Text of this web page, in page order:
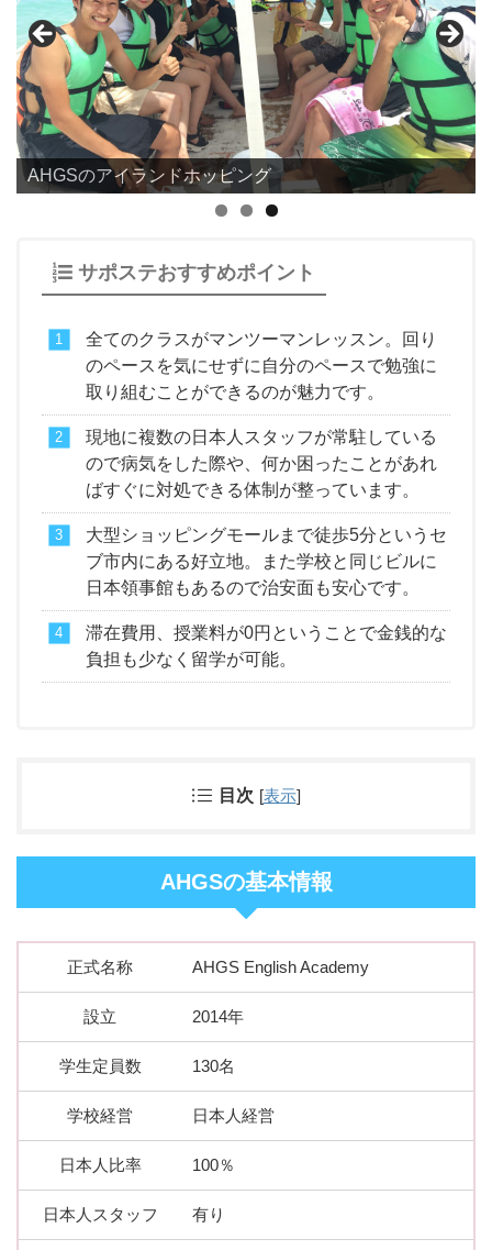
AHGSのアイランドホッピング
サポステおすすめポイント
全てのクラスがマンツーマンレッスン。回り
のペースを気にせずに自分のペースで勉強に
取り組むことができるのが魅力です。
現地に複数の日本人スタッフが常駐している
ので病気をした際や、何か困ったことがあれ
ばすぐに対処できる体制が整っています。
大型ショッピングモールまで徒歩5分というセ
ブ市内にある好立地。また学校と同じビルに
日本領事館もあるので治安面も安心です。
滞在費用、授業料が0円ということで金銭的な
負担も少なく留学が可能。
目次 [表示]
AHGSの基本情報
正式名称 AHGS English Academy
設立 2014年
学生定員数 130名
学校経営 日本人経営
日本人比率 100％
日本人スタッフ 有り